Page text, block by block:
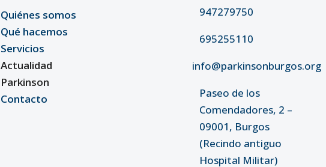
Quiénes somos
Qué hacemos
Servicios
Actualidad
Parkinson
Contacto
947279750
695255110
info@parkinsonburgos.org
Paseo de los
Comendadores, 2 –
09001, Burgos
(Recindo antiguo
Hospital Militar)